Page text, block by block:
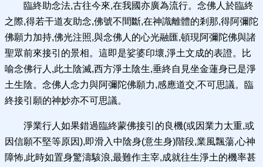
臨終助念法,古往今來,在我國亦廣為流行。念佛人於臨終
之際,得若干道友助念,佛號不間斷,在神識離體的剎那,得阿彌陀
佛願力加持,佛光注照,與念佛人的心光融匯,頓現阿彌陀佛與諸
聖眾前來接引的景相。這即是娑婆印壞,淨土文成的表證。比
喻念佛行人,此土陰滅,西方淨土陰生,垂終自見坐金蓮身已是淨
土生陰。念佛人念力與阿彌陀佛願力,感應道交,不可思議。臨
終接引願的神妙亦不可思議。
淨業行人如果錯過臨終蒙佛接引的良機(或因業力太重,或
因信願不堅等原因),即滑入中陰身(意生身)階段,業風飄蕩,心神
障怖,此時如置身驚濤駭浪,最難作主宰,成就往生淨土的機率甚